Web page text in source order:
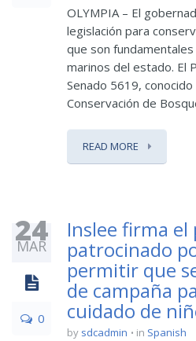
OLYMPIA – El
legislación para
que son
marinos del estado. El
Senado 5619,
Conservación de
READ MORE
24
MAR
0
Inslee firma
patrocinado
permitir que
de campaña
cuidado de
by sdcadmin in Spanish